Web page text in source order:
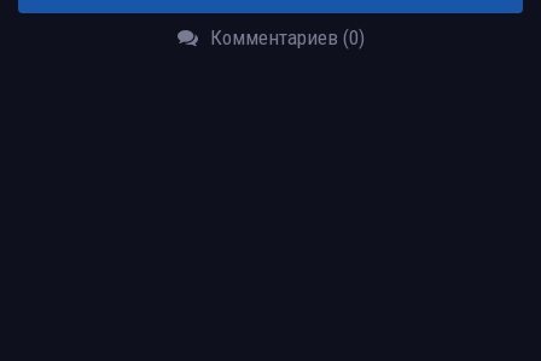
Комментариев (0)